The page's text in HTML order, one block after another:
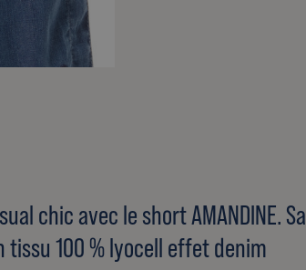
chic avec le short AMANDINE. Sa
100 % lyocell effet denim